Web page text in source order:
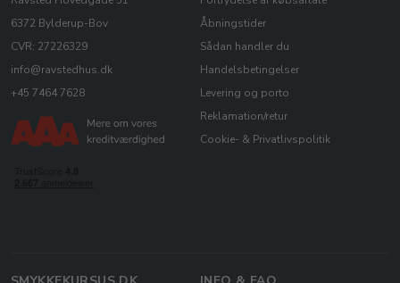
6372 Bylderup-Bov
CVR: 27226329
info@ravstedhus.dk
+45 7464 7628
Åbningstider
Sådan handler du
Handelsbetingelser
Levering og porto
Reklamation/retur
Cookie- & Privatlivspolitik